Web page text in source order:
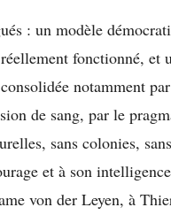
: un modèle
fonctionné, et
notamment
de sang, par le
sans colonies,
et à son
von der Leyen, à